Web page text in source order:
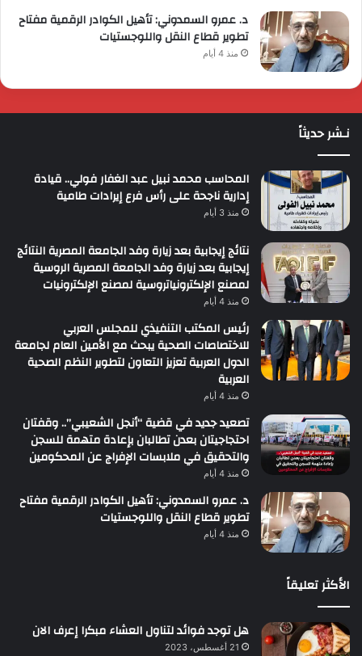
د. عمرو السمدوني: تأهيل الكوادر الرقمية مفتاح
تطوير قطاع النقل واللوجستيات
منذ 4 أيام
نـشر حديثاً
المحاسب محمد نبيل عبد الغفار فولي.. قيادة
إدارية ناجحة على رأس فرع إيرادات طامية
منذ 3 أيام
نتائج إيجابية بعد زيارة وفد الجامعة المصرية النتائج
إيجابية بعد زيارة وفد الجامعة المصرية الروسية
لمصنع الإلكترونياتروسية لمصنع الإلكترونيات
منذ 4 أيام
رئيس المكتب التنفيذي للمجلس العربي
للاختصاصات الصحية يبحث مع الأمين العام لجامعة
الدول العربية تعزيز التعاون لتطوير النظم الصحية
العربية
منذ 4 أيام
تصعيد جديد في قضية “أنجل الشعيبي”.. وقفتان
احتجاجيتان بعدن تطالبان بإعادة متهمة للسجن
والتحقيق في ملابسات الإفراج عن المحكومين
منذ 4 أيام
د. عمرو السمدوني: تأهيل الكوادر الرقمية مفتاح
تطوير قطاع النقل واللوجستيات
منذ 4 أيام
الأكثر تعليقاً
هل توجد فوائد لتناول العشاء مبكرا إعرف الان
21 أغسطس، 2023